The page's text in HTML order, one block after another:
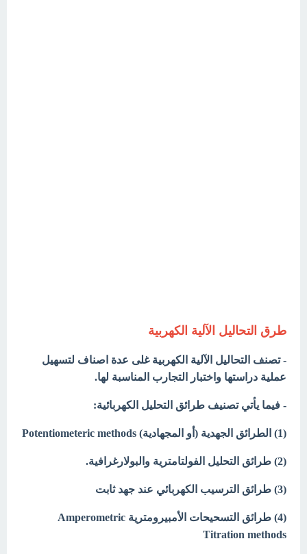
طرق التحاليل الآلية الكهربية
- تصنف التحاليل الآلية الكهربية غلى عدة اصناف لتسهيل
عملية دراستها واختبار التجارب المناسبة لها.
- فيما يأتي تصنيف طرائق التحليل الكهربائية:
(1) الطرائق الجهدية (أو المجهادية) Potentiometeric methods
(2) طرائق التحليل الفولتامترية والبولارغرافية.
(3) طرائق الترسيب الكهربائي عند جهد ثابت
(4) طرائق التسحيحات الأمبيرومترية Amperometric
Titration methods